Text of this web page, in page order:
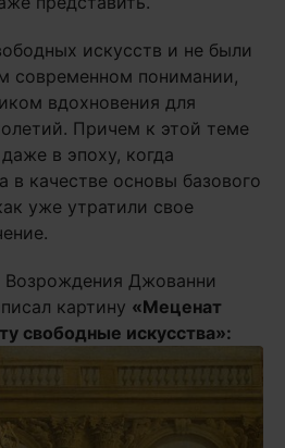
искусств и не были
современном понимании,
вдохновения для
Причем к этой теме
в эпоху, когда
в качестве основы базового
уже утратили свое
Возрождения Джованни
картину «Меценат
свободные искусства»: